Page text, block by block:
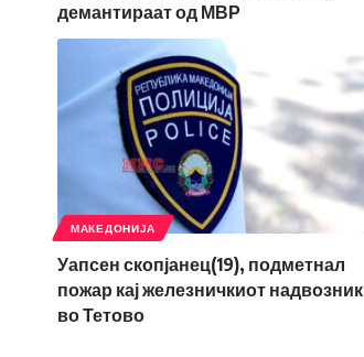
демантираат од МВР
МАКЕДОНИЈА
Уапсен скопјанец(19), подметнал
пожар кај железничкиот надвозник
во Тетово